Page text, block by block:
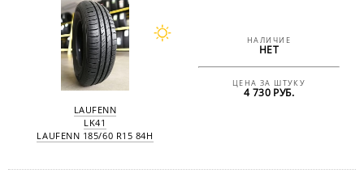
LAUFENN
LK41
LAUFENN 185/60 R15 84H
НАЛИЧИЕ
НЕТ
ЦЕНА ЗА ШТУКУ
4 730 РУБ.